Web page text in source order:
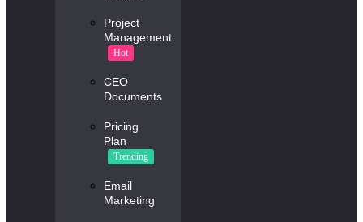
Project
Management
Hot
CEO
Documents
Pricing
Plan
Trending
Email
Marketing